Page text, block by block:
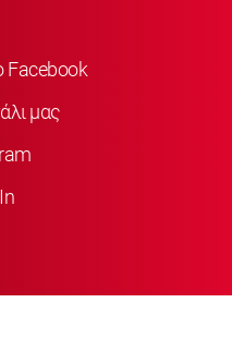
Facebook
μας